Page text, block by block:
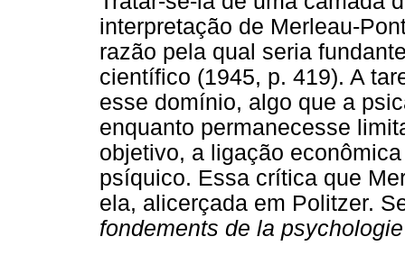
interpretação de Merleau-
razão pela qual seria
científico (1945, p. 419). A
esse domínio, algo que a
enquanto permanecesse
objetivo, a ligação
psíquico. Essa crítica que
ela, alicerçada em Politzer.
fondements de la psychologie